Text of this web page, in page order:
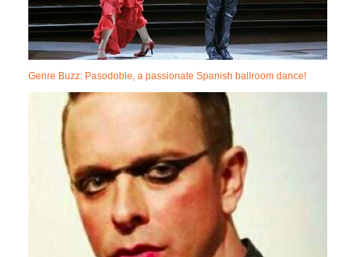
Genre Buzz: Pasodoble, a passionate Spanish ballroom dance!